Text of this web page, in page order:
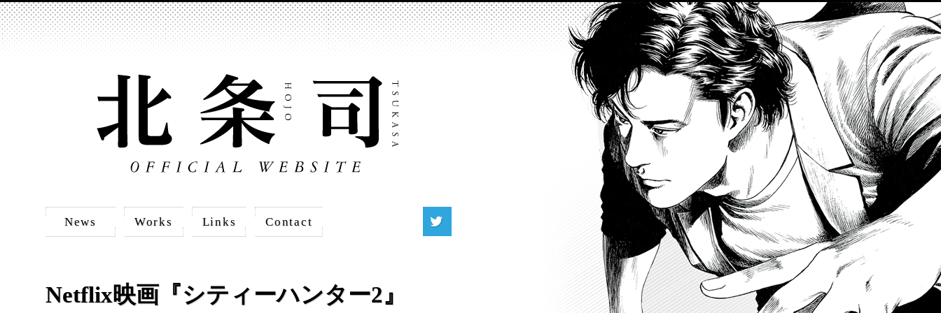
News Works Links Contact
Netflix映画『シティーハンター2』